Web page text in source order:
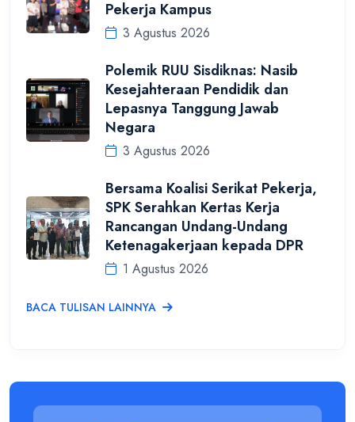
Pekerja Kampus
3 Agustus 2026
Polemik RUU Sisdiknas: Nasib
Kesejahteraan Pendidik dan
Lepasnya Tanggung Jawab
Negara
3 Agustus 2026
Bersama Koalisi Serikat Pekerja,
SPK Serahkan Kertas Kerja
Rancangan Undang-Undang
Ketenagakerjaan kepada DPR
1 Agustus 2026
BACA TULISAN LAINNYA